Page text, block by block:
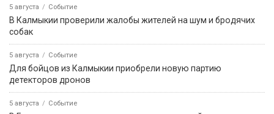
5 августа Событие
В Калмыкии проверили жалобы жителей на шум и бродячих
собак
5 августа Событие
Для бойцов из Калмыкии приобрели новую партию
детекторов дронов
5 августа Событие